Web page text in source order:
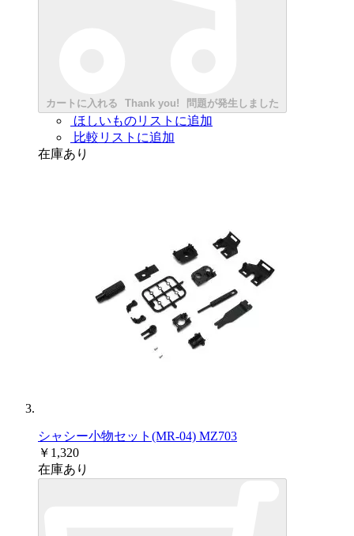
カートに入れる Thank you! 問題が発生しました
ほしいものリストに追加
比較リストに追加
在庫あり
シャシー小物セット(MR-04) MZ703
￥1,320
在庫あり